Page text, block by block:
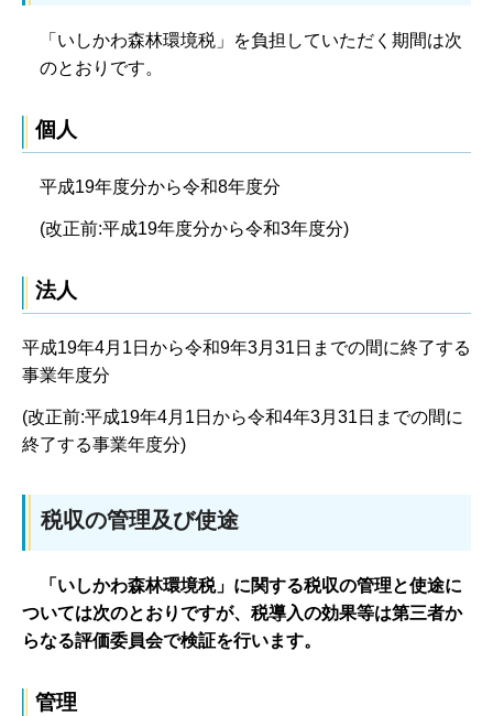
「いしかわ森林環境税」を負担していただく期間は次
のとおりです。
個人
平成19年度分から令和8年度分
(改正前:平成19年度分から令和3年度分)
法人
平成19年4月1日から令和9年3月31日までの間に終了する
事業年度分
(改正前:平成19年4月1日から令和4年3月31日までの間に
終了する事業年度分)
税収の管理及び使途
「いしかわ森林環境税」に関する税収の管理と使途に
ついては次のとおりですが、税導入の効果等は第三者か
らなる評価委員会で検証を行います。
管理